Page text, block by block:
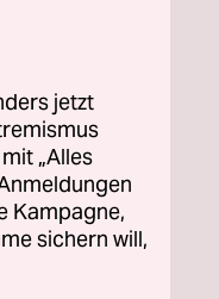
jetzt
„Alles
Kampagne,
sichern will,